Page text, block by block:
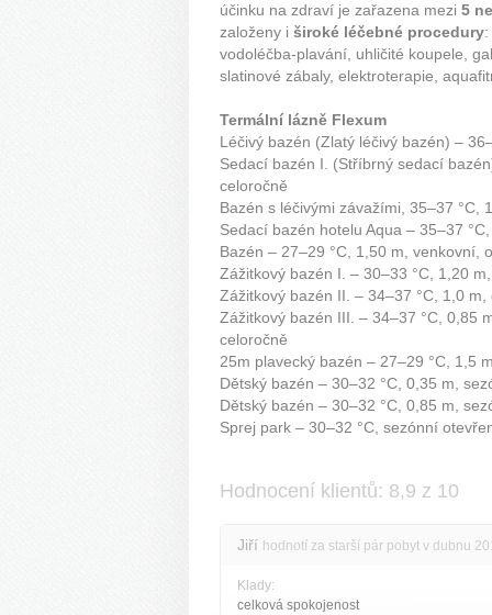
účinku na zdraví je zařazena mezi 5
založeny i široké léčebné procedury
vodoléčba-plavání, uhličité koupele,
slatinové zábaly, elektroterapie,
Termální lázně Flexum
Léčivý bazén (Zlatý léčivý bazén) –
Sedací bazén I. (Stříbrný sedací
celoročně
Bazén s léčivými závažími, 35–37 °C,
Sedací bazén hotelu Aqua – 35–37
Bazén – 27–29 °C, 1,50 m, venkovní,
Zážitkový bazén I. – 30–33 °C, 1,20
Zážitkový bazén II. – 34–37 °C, 1,0
Zážitkový bazén III. – 34–37 °C, 0,85
celoročně
25m plavecký bazén – 27–29 °C, 1,5
Dětský bazén – 30–32 °C, 0,35 m,
Dětský bazén – 30–32 °C, 0,85 m,
Sprej park – 30–32 °C, sezónní
Hodnocení klientů: 8,9 z 10
Jiří hodnotí za starší pár pobyt v dubnu
Klady:
celková spokojenost